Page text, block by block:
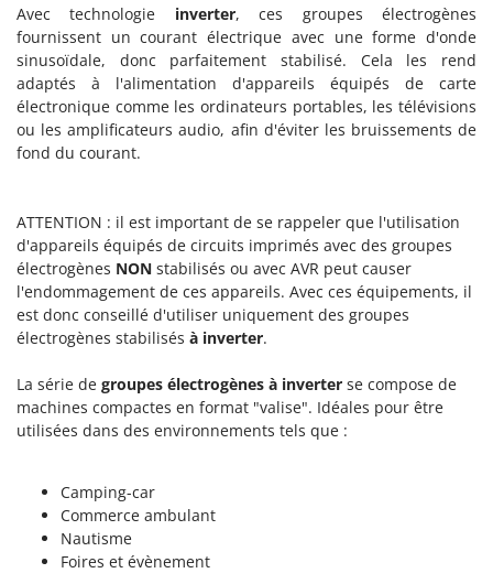
Avec technologie inverter, ces groupes électrogènes
fournissent un courant électrique avec une forme d'onde
sinusoïdale, donc parfaitement stabilisé. Cela les rend
adaptés à l'alimentation d'appareils équipés de carte
électronique comme les ordinateurs portables, les télévisions
ou les amplificateurs audio, afin d'éviter les bruissements de
fond du courant.
ATTENTION : il est important de se rappeler que l'utilisation
d'appareils équipés de circuits imprimés avec des groupes
électrogènes NON stabilisés ou avec AVR peut causer
l'endommagement de ces appareils. Avec ces équipements, il
est donc conseillé d'utiliser uniquement des groupes
électrogènes stabilisés à inverter.
La série de groupes électrogènes à inverter se compose de
machines compactes en format "valise". Idéales pour être
utilisées dans des environnements tels que :
Camping-car
Commerce ambulant
Nautisme
Foires et évènement